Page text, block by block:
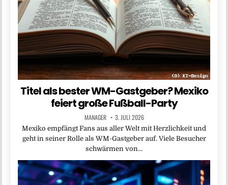
Titel als bester WM-Gastgeber? Mexiko
feiert große Fußball-Party
MANAGER 3. JULI 2026
Mexiko empfängt Fans aus aller Welt mit Herzlichkeit und
geht in seiner Rolle als WM-Gastgeber auf. Viele Besucher
schwärmen von…